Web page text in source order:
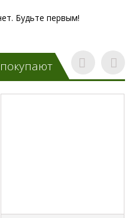
Будьте первым!